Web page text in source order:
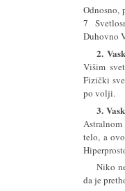
Odnosno,
7
Duhovno
2.
Višim
Fizički
po volji.
3.
telo, a
Niko
da je